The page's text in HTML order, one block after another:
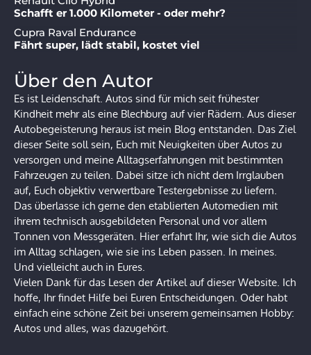
Schafft er 1.000 Kilometer - oder mehr?
Cupra Raval Endurance
Fährt super, lädt stabil, kostet viel
Über den Autor
Es ist Leidenschaft. Autos sind für mich seit frühester
Kindheit mehr als eine Blechburg auf vier Rädern. Aus dieser
Autobegeisterung heraus ist mein Blog entstanden. Das Ziel
dieser Seite soll sein, Euch mit Neuigkeiten über Autos zu
versorgen und meine Alltagserfahrungen mit bestimmten
Fahrzeugen zu teilen. Dabei sitze ich nicht dem Irrglauben
auf, Euch objektiv verwertbare Testergebnisse zu liefern.
Das überlasse ich gerne den etablierten Automedien mit
ihrem technisch ausgebildeten Personal und vor allem
Tonnen von Messgeräten. Hier erfahrt Ihr, wie sich die Autos
im Alltag schlagen, wie sie ins Leben passen. In meines.
Und vielleicht auch in Eures.
Vielen Dank für das Lesen der Artikel auf dieser Website. Ich
hoffe, Ihr findet Hilfe bei Euren Entscheidungen. Oder habt
einfach eine schöne Zeit bei unserem gemeinsamen Hobby:
Autos und alles, was dazugehört.